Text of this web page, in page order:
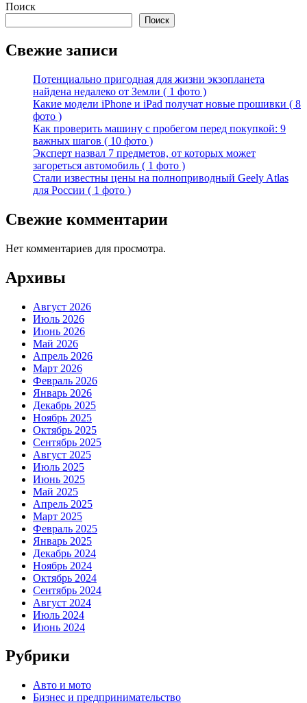
Поиск
Поиск
Свежие записи
Потенциально пригодная для жизни экзопланета
найдена недалеко от Земли ( 1 фото )
Какие модели iPhone и iPad получат новые прошивки ( 8
фото )
Как проверить машину с пробегом перед покупкой: 9
важных шагов ( 10 фото )
Эксперт назвал 7 предметов, от которых может
загореться автомобиль ( 1 фото )
Стали известны цены на полноприводный Geely Atlas
для России ( 1 фото )
Свежие комментарии
Нет комментариев для просмотра.
Архивы
Август 2026
Июль 2026
Июнь 2026
Май 2026
Апрель 2026
Март 2026
Февраль 2026
Январь 2026
Декабрь 2025
Ноябрь 2025
Октябрь 2025
Сентябрь 2025
Август 2025
Июль 2025
Июнь 2025
Май 2025
Апрель 2025
Март 2025
Февраль 2025
Январь 2025
Декабрь 2024
Ноябрь 2024
Октябрь 2024
Сентябрь 2024
Август 2024
Июль 2024
Июнь 2024
Рубрики
Авто и мото
Бизнес и предпринимательство